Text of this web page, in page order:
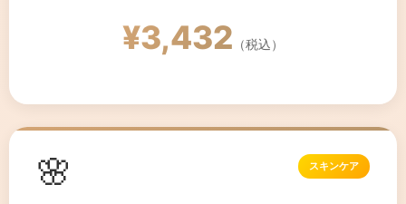
✓ 透明感のある肌を目指したい方
✓ エイジングケアに興味がある方
¥3,432 （税込）
🌸 スキンケア